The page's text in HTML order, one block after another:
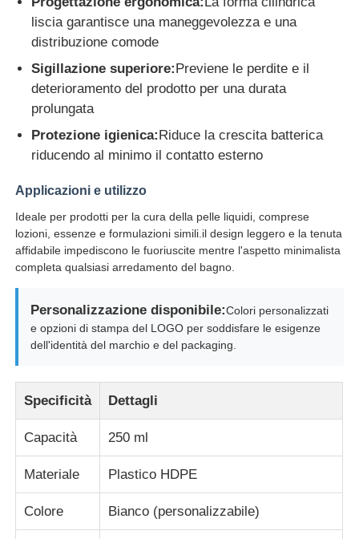
Fatory Tour
Controllo di qualità
Contattaci
Richiedere un preventivo
Bottiglia cosmetica dello spruzzo
Bottiglia per goccioline cosmetiche
Bottiglia cosmetica del rullo
Barattolo di crema cosmetica
tappo di plastica
liscia garantisce una maneggevolezza e una
distribuzione comode
Sigillazione superiore:Previene le perdite e il
deterioramento del prodotto per una durata
prolungata
Protezione igienica:Riduce la crescita batterica
riducendo al minimo il contatto esterno
Applicazioni e utilizzo
Ideale per prodotti per la cura della pelle liquidi, comprese
lozioni, essenze e formulazioni simili.il design leggero e la tenuta
affidabile impediscono le fuoriuscite mentre l'aspetto minimalista
completa qualsiasi arredamento del bagno.
Personalizzazione disponibile:Colori personalizzati
e opzioni di stampa del LOGO per soddisfare le esigenze
dell'identità del marchio e del packaging.
Specificità Dettagli
Capacità 250 ml
Materiale Plastico HDPE
Colore Bianco (personalizzabile)